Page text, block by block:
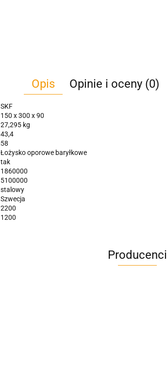
Opis Opinie i oceny (0)
SKF
150 x 300 x 90
27,295 kg
43,4
58
Łożysko oporowe baryłkowe
tak
1860000
5100000
stalowy
Szwecja
2200
1200
Producenci